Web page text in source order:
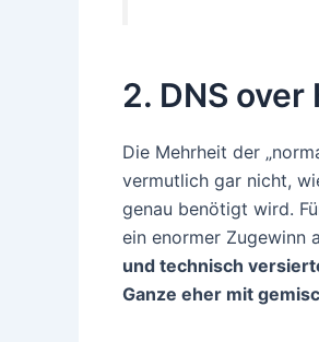
2. DNS
Die Mehrheit der
vermutlich gar nicht,
genau benötigt wird.
ein enormer Zugewinn
und technisch
Ganze eher mit